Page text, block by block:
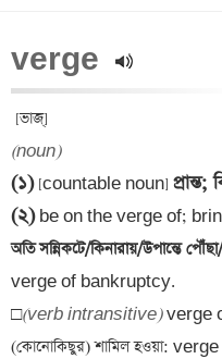
verge
(noun)
(১) [countable noun] প্রান্ত;
(২) be on the verge of;
অতি সন্নিকটে/কিনারায়/উপান্তে
verge of bankruptcy.
□(verb intransitive) verge
(কোনোকিছুর) শামিল হওয়া: